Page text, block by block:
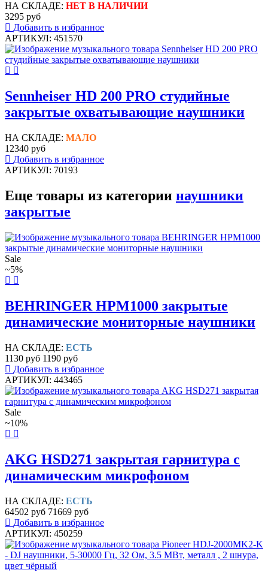
НА СКЛАДЕ: НЕТ В НАЛИЧИИ
3295 руб
Добавить в избранное
АРТИКУЛ: 451570
Sennheiser HD 200 PRO студийные
закрытые охватывающие наушники
НА СКЛАДЕ: МАЛО
12340 руб
Добавить в избранное
АРТИКУЛ: 70193
Еще товары из категории наушники
закрытые
Sale
~5%
BEHRINGER HPM1000 закрытые
динамические мониторные наушники
НА СКЛАДЕ: ЕСТЬ
1130 руб 1190 руб
Добавить в избранное
АРТИКУЛ: 443465
Sale
~10%
AKG HSD271 закрытая гарнитура с
динамическим микрофоном
НА СКЛАДЕ: ЕСТЬ
64502 руб 71669 руб
Добавить в избранное
АРТИКУЛ: 450259